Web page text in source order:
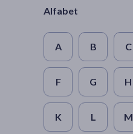
Alfabet
A B C
F G H
K L M